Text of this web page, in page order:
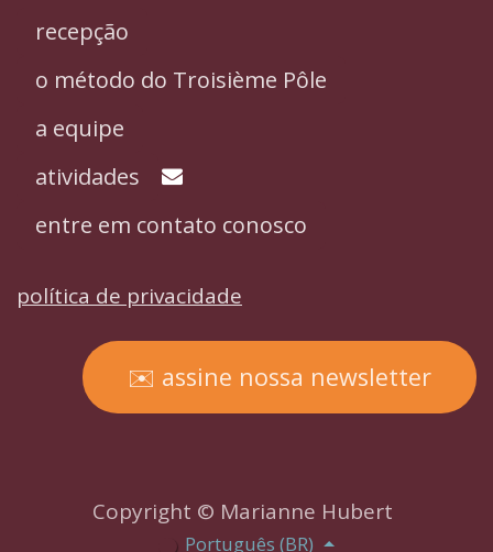
recepção
o método do Troisième Pôle
a equipe
atividades
entre em contato conosco
política de privacidade
​✉️ assine nossa newsletter
Copyright © Marianne Hubert
Português (BR)